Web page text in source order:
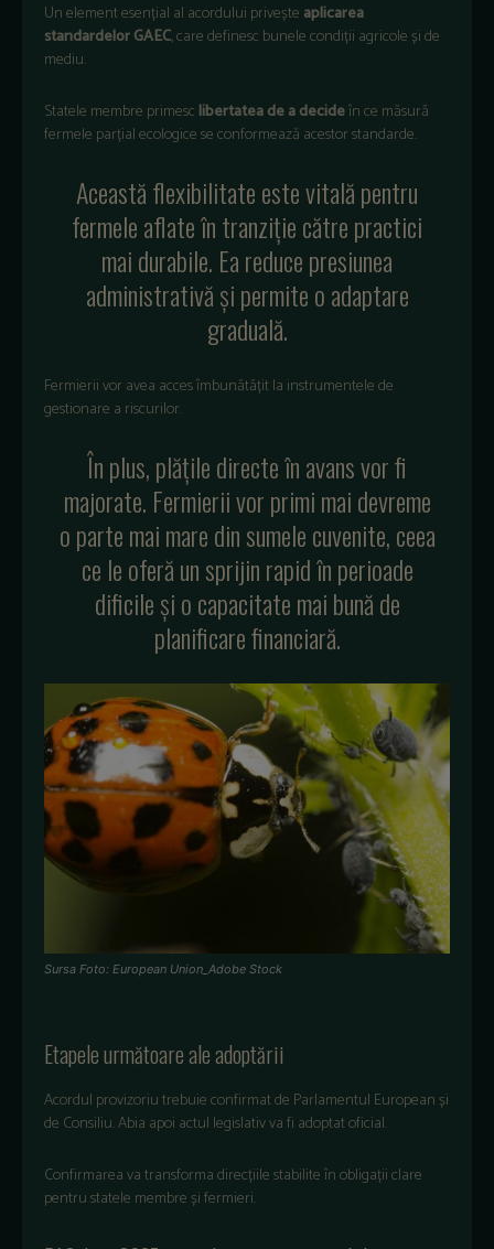
Un element esențial al acordului privește aplicarea
standardelor GAEC, care definesc bunele condiții agricole și de
mediu.
Statele membre primesc libertatea de a decideîn ce măsură
fermele parțial ecologice se conformează acestor standarde.
Această flexibilitate este vitală pentru
fermele aflate în tranziție către practici
mai durabile. Ea reduce presiunea
administrativă și permite o adaptare
graduală.
Fermierii vor avea acces îmbunătățit la instrumentele de
gestionare a riscurilor.
În plus, plățile directe în avans vor fi
majorate. Fermierii vor primi mai devreme
o parte mai mare din sumele cuvenite, ceea
ce le oferă un sprijin rapid în perioade
dificile și o capacitate mai bună de
planificare financiară.
Sursa Foto: European Union_Adobe Stock
Etapele următoare ale adoptării
Acordul provizoriu trebuie confirmat de Parlamentul European și
de Consiliu. Abia apoi actul legislativ va fi adoptat oficial.
Confirmarea va transforma direcțiile stabilite în obligații clare
pentru statele membre și fermieri.